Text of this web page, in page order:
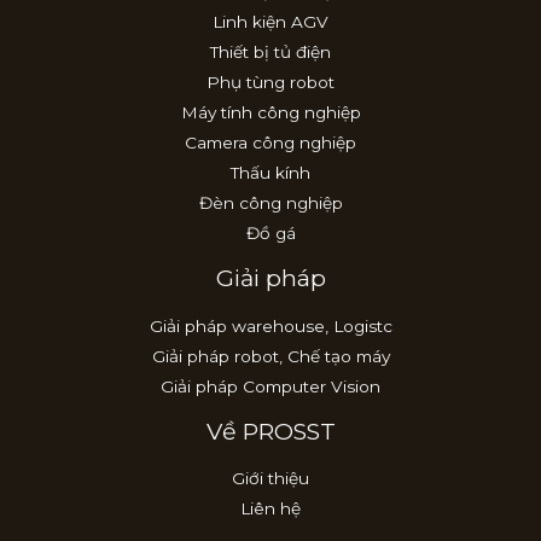
Linh kiện AGV
Thiết bị tủ điện
Phụ tùng robot
Máy tính công nghiệp
Camera công nghiệp
Thấu kính
Đèn công nghiệp
Đồ gá
Giải pháp
Giải pháp warehouse, Logistc
Giải pháp robot, Chế tạo máy
Giải pháp Computer Vision
Về PROSST
Giới thiệu
Liên hệ